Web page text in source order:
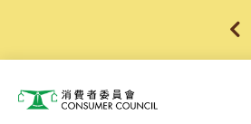
消费者委员会